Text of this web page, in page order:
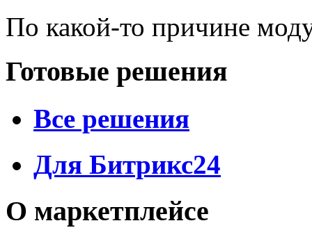
По какой-то причине
Готовые решения
Все решения
Для Битрикс24
О маркетплейсе